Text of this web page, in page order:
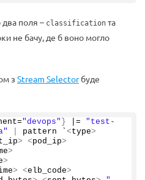
поля – classification та
не бачу, де б воно могло
з Stream Selectorбуде
"devops" } |= "test-
pattern ` <type>
> <pod_ip>
>
>
> <elb_code>